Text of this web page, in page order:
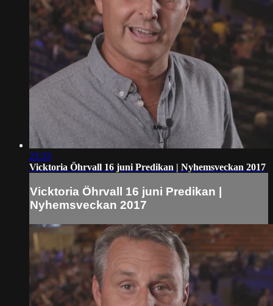
23:33
Vicktoria Öhrvall 16 juni Predikan | Nyhemsveckan 2017
Vicktoria Öhrvall 16 juni Predikan |
Nyhemsveckan 2017